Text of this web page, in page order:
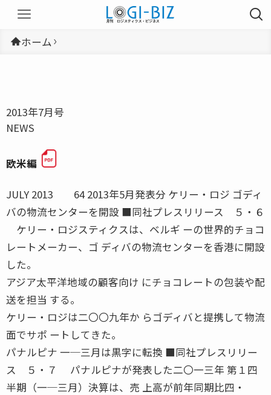
ホーム
2013年7月号
NEWS
欧米編
JULY 2013 64 2013年5月発表分 ケリー・ロジ ゴディ
バの物流センターを開設 ■同社プレスリリース ５・６
ケリー・ロジスティクスは、ベルギ ーの世界的チョコ
レートメーカー、ゴ ディバの物流センターを香港に開設
した。
アジア太平洋地域の顧客向け にチョコレートの包装や配
送を担当 する。
ケリー・ロジは二〇〇九年か らゴディバと提携して物流
面でサポ ートしてきた。
パナルピナ 一─三月は黒字に転換 ■同社プレスリリー
ス ５・７ パナルピナが発表した二〇一三年 第１四
半期（一─三月）決算は、売 上高が前年同期比四・